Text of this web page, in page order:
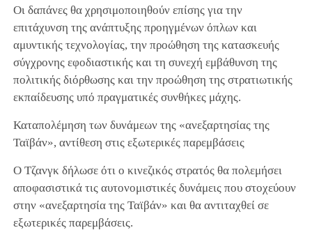
Οι δαπάνες θα χρησιμοποιηθούν επίσης για την
επιτάχυνση της ανάπτυξης προηγμένων όπλων και
αμυντικής τεχνολογίας, την προώθηση της κατασκευής
σύγχρονης εφοδιαστικής και τη συνεχή εμβάθυνση της
πολιτικής διόρθωσης και την προώθηση της στρατιωτικής
εκπαίδευσης υπό πραγματικές συνθήκες μάχης.
Καταπολέμηση των δυνάμεων της «ανεξαρτησίας της
Ταϊβάν», αντίθεση στις εξωτερικές παρεμβάσεις
Ο Τζανγκ δήλωσε ότι ο κινεζικός στρατός θα πολεμήσει
αποφασιστικά τις αυτονομιστικές δυνάμεις που στοχεύουν
στην «ανεξαρτησία της Ταϊβάν» και θα αντιταχθεί σε
εξωτερικές παρεμβάσεις.